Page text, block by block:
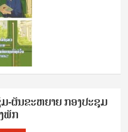
ມ-ຜັນ​ຂະ​ຫ​ຍາຍ ກອງ​ປະ​ຊຸມ​
ພັກ